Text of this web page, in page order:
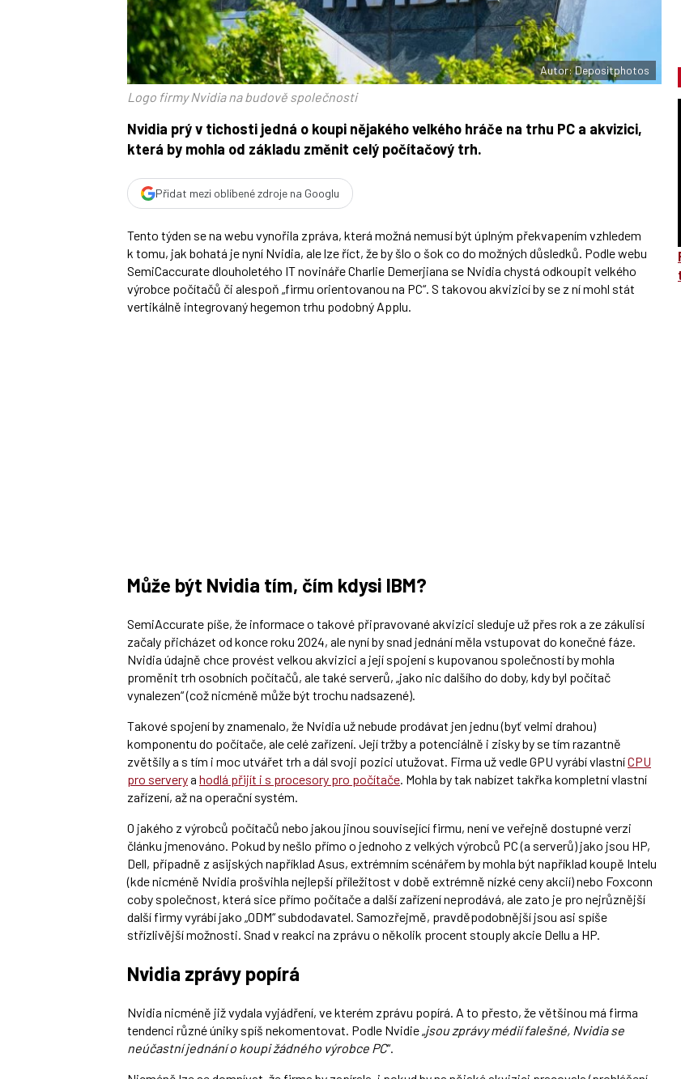
Autor: Depositphotos
Logo firmy Nvidia na budově společnosti
Nvidia prý v tichosti jedná o koupi nějakého velkého hráče na trhu PC a akvizici,
která by mohla od základu změnit celý počítačový trh.
Přidat mezi oblíbené zdroje na Googlu
Tento týden se na webu vynořila zpráva, která možná nemusí být úplným překvapením vzhledem
k tomu, jak bohatá je nyní Nvidia, ale lze říct, že by šlo o šok co do možných důsledků. Podle webu
SemiCaccurate dlouholetého IT novináře Charlie Demerjiana se Nvidia chystá odkoupit velkého
výrobce počítačů či alespoň „firmu orientovanou na PC“. S takovou akvizicí by se z ní mohl stát
vertikálně integrovaný hegemon trhu podobný Applu.
Může být Nvidia tím, čím kdysi IBM?
SemiAccurate píše, že informace o takové připravované akvizici sleduje už přes rok a ze zákulisí
začaly přicházet od konce roku 2024, ale nyní by snad jednání měla vstupovat do konečné fáze.
Nvidia údajně chce provést velkou akvizici a její spojení s kupovanou společností by mohla
proměnit trh osobních počítačů, ale také serverů, „jako nic dalšího do doby, kdy byl počítač
vynalezen“ (což nicméně může být trochu nadsazené).
Takové spojení by znamenalo, že Nvidia už nebude prodávat jen jednu (byť velmi drahou)
komponentu do počítače, ale celé zařízení. Její tržby a potenciálně i zisky by se tím razantně
zvětšily a s tím i moc utvářet trh a dál svoji pozici utužovat. Firma už vedle GPU vyrábí vlastníCPU
pro serverya hodlá přijít i s procesory pro počítače. Mohla by tak nabízet takřka kompletní vlastní
zařízení, až na operační systém.
O jakého z výrobců počítačů nebo jakou jinou související firmu, není ve veřejně dostupné verzi
článku jmenováno. Pokud by nešlo přímo o jednoho z velkých výrobců PC (a serverů) jako jsou HP,
Dell, případně z asijských například Asus, extrémním scénářem by mohla být například koupě Intelu
(kde nicméně Nvidia prošvihla nejlepší příležitost v době extrémně nízké ceny akcií) nebo Foxconn
coby společnost, která sice přímo počítače a další zařízení neprodává, ale zato je pro nejrůznější
další firmy vyrábí jako „ODM“ subdodavatel. Samozřejmě, pravděpodobnější jsou asi spíše
střízlivější možnosti. Snad v reakci na zprávu o několik procent stouply akcie Dellu a HP.
Nvidia zprávy popírá
Nvidia nicméně již vydala vyjádření, ve kterém zprávu popírá. A to přesto, že většinou má firma
tendenci různé úniky spíš nekomentovat. Podle Nvidie „jsou zprávy médií falešné, Nvidia se
neúčastní jednání o koupi žádného výrobce PC“.